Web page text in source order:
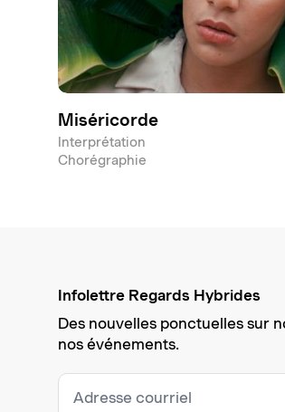
Miséricorde
Interprétation
Chorégraphie
Infolettre Regards Hybrides
Des nouvelles ponctuelles sur
nos événements.